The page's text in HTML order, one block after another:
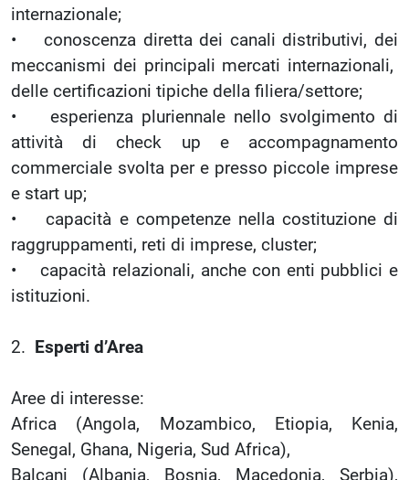
internazionale;
• conoscenza diretta dei canali distributivi, dei
meccanismi dei principali mercati internazionali,
delle certificazioni tipiche della filiera/settore;
• esperienza pluriennale nello svolgimento di
attività di check up e accompagnamento
commerciale svolta per e presso piccole imprese
e start up;
• capacità e competenze nella costituzione di
raggruppamenti, reti di imprese, cluster;
• capacità relazionali, anche con enti pubblici e
istituzioni.
2. Esperti d’Area
Aree di interesse:
Africa (Angola, Mozambico, Etiopia, Kenia,
Senegal, Ghana, Nigeria, Sud Africa),
Balcani (Albania, Bosnia, Macedonia, Serbia),